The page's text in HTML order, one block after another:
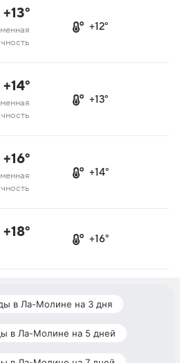
+13°
+12°
+14°
+13°
+16°
+14°
+18° +16°
в Ла-Молине на 3 дня
в Ла-Молине на 5 дней